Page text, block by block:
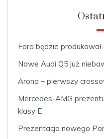
Ford będzie
Nowe Audi Q5 już
Arona – pierwszy
Mercedes-AMG
klasy E
Prezentacja nowego